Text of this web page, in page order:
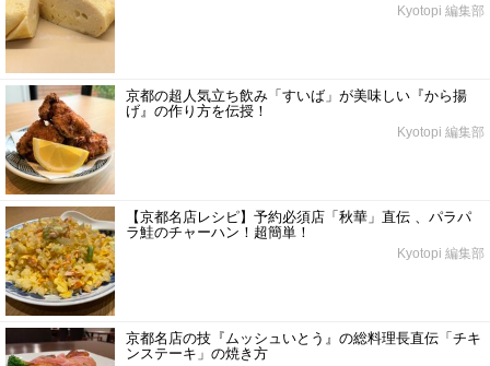
Kyotopi 編集部
京都の超人気立ち飲み「すいば」が美味しい『から揚
げ』の作り方を伝授！
Kyotopi 編集部
【京都名店レシピ】予約必須店「秋華」直伝 、パラパ
ラ鮭のチャーハン！超簡単！
Kyotopi 編集部
京都名店の技『ムッシュいとう』の総料理長直伝「チキ
ンステーキ」の焼き方